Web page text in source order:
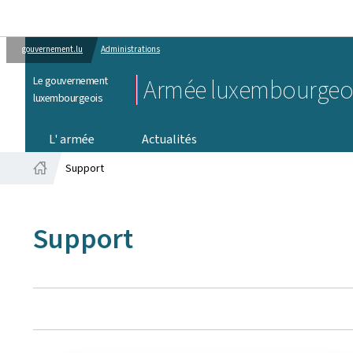
gouvernement.lu Administrations
Le gouvernement
luxembourgeois
Armée
L' armée
Actualités
Support
Support